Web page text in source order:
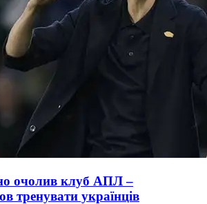
очолив клуб АПЛ –
тренувати українців